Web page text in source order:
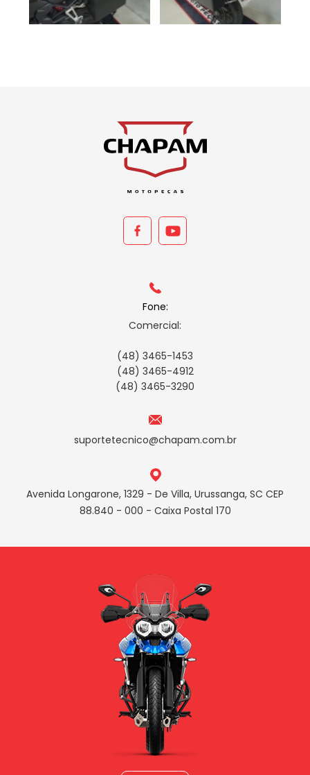
Fone:
Comercial:
(48) 3465-1453
(48) 3465-4912
(48) 3465-3290
suportetecnico@chapam.com.br
Avenida Longarone, 1329 - De Villa, Urussanga, SC CEP
88.840 - 000 - Caixa Postal 170